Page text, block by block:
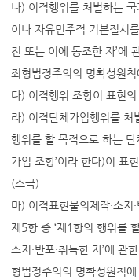
나) 이적행위를 처벌하는
이나 자유민주적 기본질서
전 또는 이에 동조한 자’에
죄형법정주의의 명확성원
다) 이적행위 조항이 표현
라) 이적단체가입행위를 처
행위를 할 목적으로 하는 단
가입 조항’이라 한다)이 표
(소극)
마) 이적표현물의제작·소지
제5항 중 ‘제1항의 행위를
소지·반포·취득한 자’에 관
형법정주의의 명확성원칙